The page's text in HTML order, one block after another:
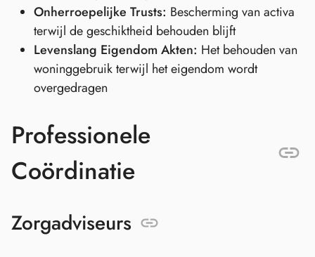
Onherroepelijke Trusts: Bescherming van activa
terwijl de geschiktheid behouden blijft
Levenslang Eigendom Akten: Het behouden van
woninggebruik terwijl het eigendom wordt
overgedragen
Professionele
Coördinatie
Zorgadviseurs